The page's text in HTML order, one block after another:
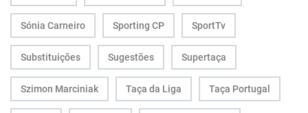
Sónia Carneiro Sporting CP SportTv
Substituições Sugestões Supertaça
Szimon Marciniak Taça da Liga Taça Portugal